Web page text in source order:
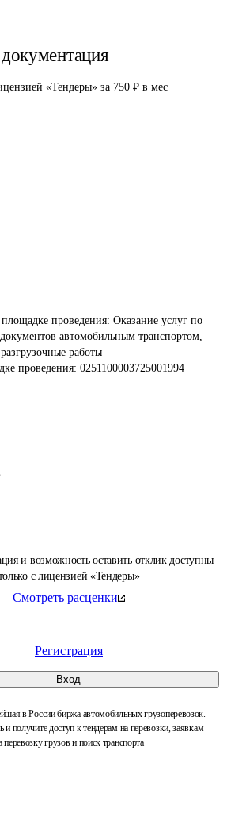
и возможность оставить отклик доступны
с лицензией «Тендеры»
Смотреть расценки
Регистрация
Вход
в России биржа автомобильных грузоперевозок.
и получите доступ к тендерам на перевозки, заявкам
перевозку грузов и поиск транспорта
«Тендеры» за 750 ₽ в мес
проведения: Оказание услуг по
автомобильным транспортом,
работы
проведения: 0251100003725001994